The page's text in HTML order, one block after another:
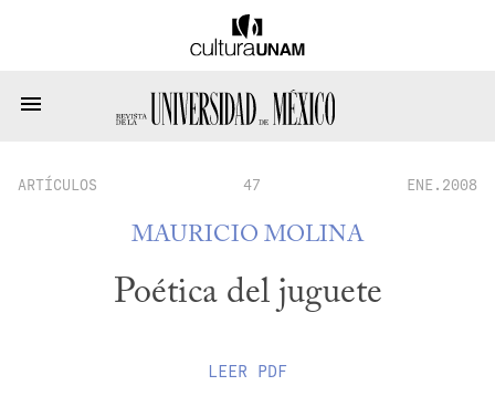
ARTÍCULOS 47 ENE.2008
MAURICIO MOLINA
Poética del juguete
LEER PDF